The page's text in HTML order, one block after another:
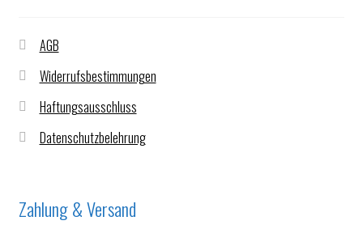
AGB
Widerrufsbestimmungen
Haftungsausschluss
Datenschutzbelehrung
Zahlung & Versand